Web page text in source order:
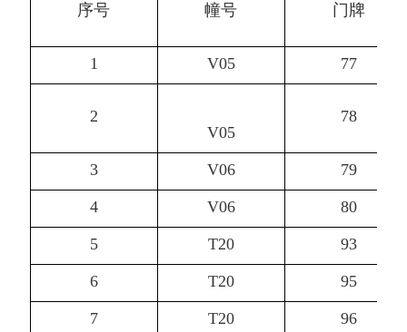
序号 幢号 门牌
1 V05 77
2
V05
78
3 V06 79
4 V06 80
5 T20 93
6 T20 95
7 T20 96